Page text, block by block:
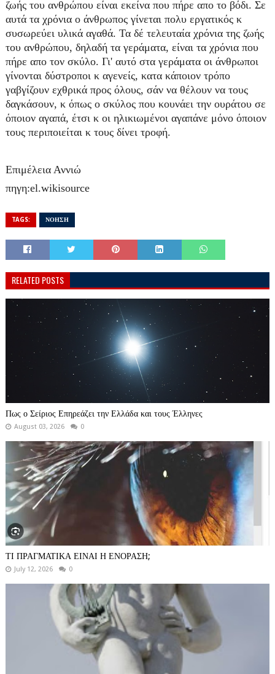
ζωής του ανθρώπου είναι εκείνα που πήρε απο το βόδι. Σε
αυτά τα χρόνια ο άνθρωπος γίνεται πολυ εργατικός κ
συσωρεύει υλικά αγαθά. Τα δέ τελευταία χρόνια της ζωής
του ανθρώπου, δηλαδή τα γεράματα, είναι τα χρόνια που
πήρε απο τον σκύλο. Γι' αυτό στα γεράματα οι άνθρωποι
γίνονται δύστροποι κ αγενείς, κατα κάποιον τρόπο
γαβγίζουν εχθρικά προς όλους, σάν να θέλουν να τους
δαγκάσουν, κ όπως ο σκύλος που κουνάει την ουράτου σε
όποιον αγαπά, έτσι κ οι ηλικιωμένοι αγαπάνε μόνο όποιον
τους περιποιείται κ τους δίνει τροφή.
Επιμέλεια Αννιώ
πηγη:el.wikisource
TAGS: ΝΟΗΣΗ
RELATED POSTS
Πως ο Σείριος Επηρεάζει την Ελλάδα και τους Έλληνες
August 03, 2026 0
ΤΙ ΠΡΑΓΜΑΤΙΚΑ ΕΙΝΑΙ Η ΕΝΟΡΑΣΗ;
July 12, 2026 0